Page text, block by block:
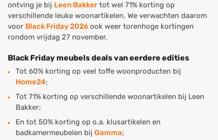
ontving je bij Leen Bakker tot wel 71% korting op
verschillende leuke woonartikelen. We verwachten daarom
voor Black Friday 2026 ook weer torenhoge kortingen
rondom vrijdag 27 november.
Black Friday meubels deals van eerdere edities
Tot 60% korting op veel toffe woonproducten bij
Home24;
Tot 71% korting op verschillende woonartikelen bij Leen
Bakker;
En tot 50% korting op o.a. klusartikelen en
badkamermeubelen bij Gamma;